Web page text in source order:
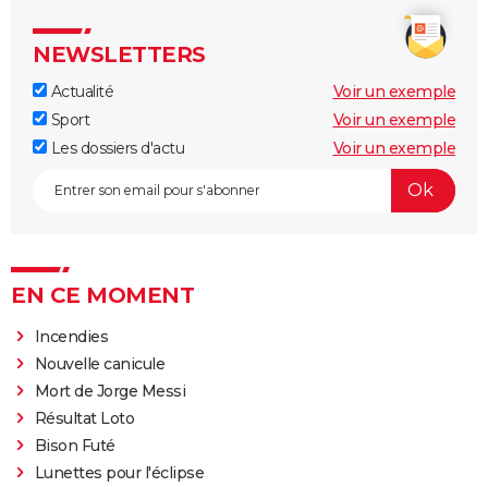
NEWSLETTERS
Actualité
Voir un exemple
Sport
Voir un exemple
Les dossiers d'actu
Voir un exemple
EN CE MOMENT
Incendies
Nouvelle canicule
Mort de Jorge Messi
Résultat Loto
Bison Futé
Lunettes pour l'éclipse